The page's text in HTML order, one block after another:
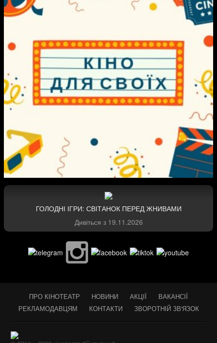
ГОЛОДНІ ІГРИ: СВІТАНОК ПЕРЕД ЖНИВАМИ
Дивіться з 19.11.2026
ПРО КІНОТЕАТР НОВИНИ АКЦІЇ
ВАКАНСІЇ
РЕКЛАМОДАВЦЯМ
КОНТАКТИ ЗВОРОТНІЙ ЗВ'ЯЗОК